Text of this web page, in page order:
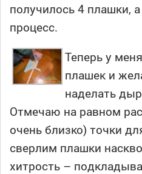
получилось 4 плашки,
процесс.
Теперь у
плашек и
наделать
Отмечаю на равном
очень близко) точки
сверлим плашки
хитрость –